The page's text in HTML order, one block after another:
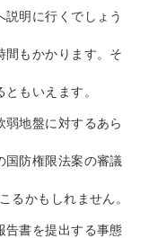
明に行くでしょう
間もかかります。そ
もいえます。
地盤に対するあら
国防権限法案の審議
るかもしれません。
告書を提出する事態